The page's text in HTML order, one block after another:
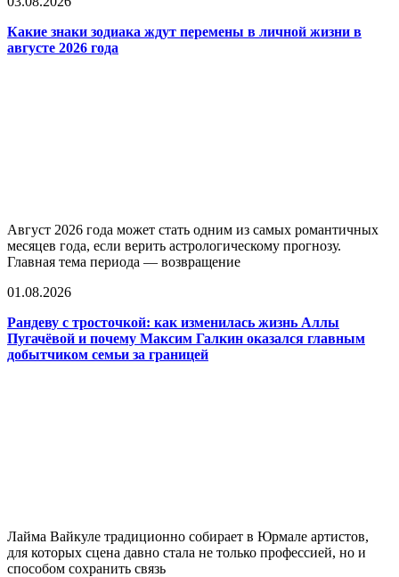
Какие знаки зодиака ждут перемены в личной жизни в
августе 2026 года
Август 2026 года может стать одним из самых романтичных
месяцев года, если верить астрологическому прогнозу.
Главная тема периода — возвращение
01.08.2026
Рандеву с тросточкой: как изменилась жизнь Аллы
Пугачёвой и почему Максим Галкин оказался главным
добытчиком семьи за границей
Лайма Вайкуле традиционно собирает в Юрмале артистов,
для которых сцена давно стала не только профессией, но и
способом сохранить связь